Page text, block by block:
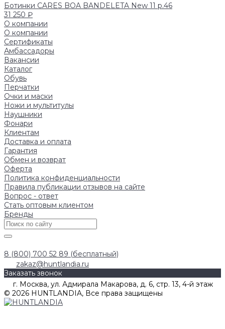
Ботинки CARES BOA BANDELETA New 11 р.46
31 250 ₽
О компании
О компании
Сертификаты
Амбассадоры
Вакансии
Каталог
Обувь
Перчатки
Очки и маски
Ножи и мультитулы
Наушники
Фонари
Клиентам
Доставка и оплата
Гарантия
Обмен и возврат
Оферта
Политика конфиденциальности
Правила публикации отзывов на сайте
Вопрос - ответ
Стать оптовым клиентом
Бренды
8 (800) 700 52 89 (бесплатный)
zakaz@huntlandia.ru
Заказать звонок
г. Москва, ул. Адмирала Макарова, д. 6, стр. 13, 4-й этаж
© 2026 HUNTLANDIA, Все права защищены